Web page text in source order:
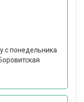
с понедельника